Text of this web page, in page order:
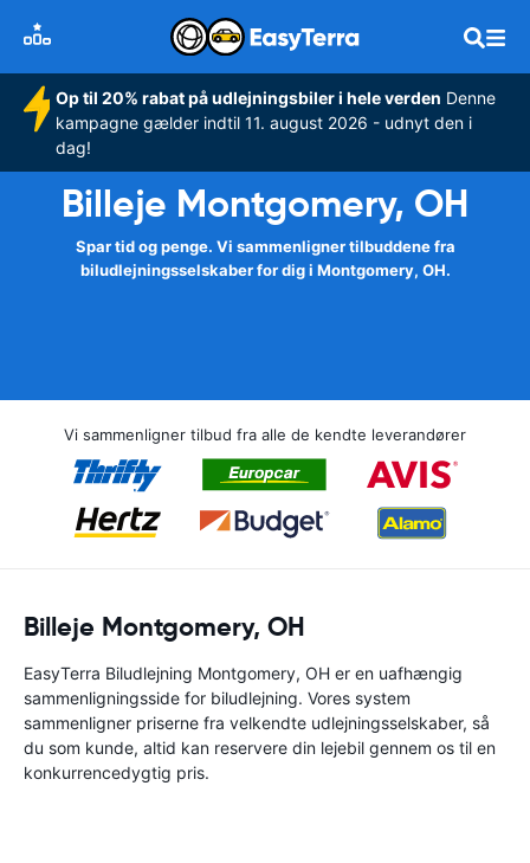
Op til 20% rabat på udlejningsbiler i hele verden Denne
kampagne gælder indtil 11. august 2026 - udnyt den i
dag!
Billeje Montgomery, OH
Spar tid og penge. Vi sammenligner tilbuddene fra
biludlejningsselskaber for dig i Montgomery, OH.
Vi sammenligner tilbud fra alle de kendte leverandører
Billeje Montgomery, OH
EasyTerra Biludlejning Montgomery, OH er en uafhængig
sammenligningsside for biludlejning. Vores system
sammenligner priserne fra velkendte udlejningsselskaber, så
du som kunde, altid kan reservere din lejebil gennem os til en
konkurrencedygtig pris.